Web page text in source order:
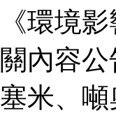
《環境
關內容
塞米、